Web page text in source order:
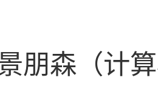
朋森（计